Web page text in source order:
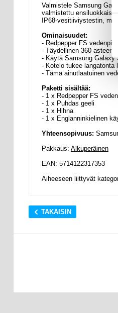
Valmistele Samsung
valmistettu
IP68-vesitiiviystestin,
Ominaisuudet:
- Redpepper FS
- Täydellinen 360 asteen
- Käytä Samsung Galaxy
- Kotelo tukee langatonta
- Tämä ainutlaatuinen
Paketti sisältää:
- 1 x Redpepper FS
- 1 x Puhdas geeli
- 1 x Hihna
- 1 x Englanninkielinen
Yhteensopivuus:
Pakkaus: Alkuperäinen
EAN: 5714122317353
Aiheeseen liittyvät
TAKAISIN